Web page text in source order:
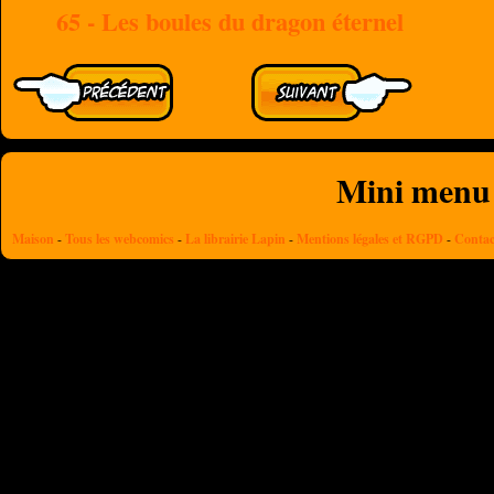
65 - Les boules du dragon éternel
Mini menu
Maison -Tous les webcomics - La librairie Lapin - Mentions légales et RGPD -